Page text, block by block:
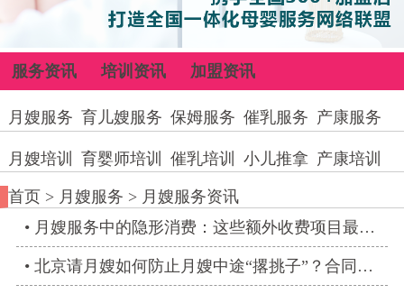
服务资讯 培训资讯 加盟资讯
月嫂服务 育儿嫂服务 保姆服务 催乳服务 产康服务
月嫂培训 育婴师培训 催乳培训 小儿推拿 产康培训
首页> 月嫂服务 > 月嫂服务资讯
月嫂服务中的隐形消费：这些额外收费项目最容易产生纠纷
北京请月嫂如何防止月嫂中途“撂挑子”？合同保障策略